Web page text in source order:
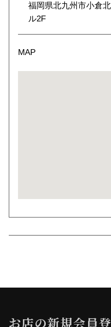
福岡県北九州市小倉
ル2F
MAP
お店の新規会員